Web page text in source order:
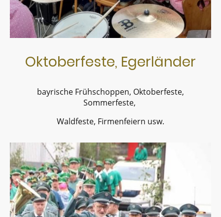
Oktoberfeste, Egerländer
bayrische Frühschoppen, Oktoberfeste,
Sommerfeste,
Waldfeste, Firmenfeiern usw.